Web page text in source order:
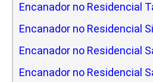
Encanador no Residencial
Encanador no Residencial
Encanador no Residencial
Encanador no Residencial